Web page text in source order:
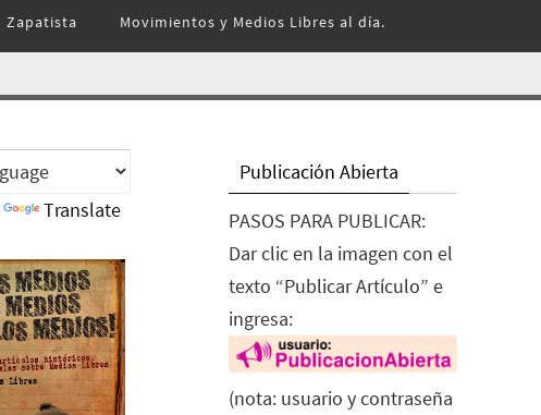
Zapatista Movimientos y Medios Libres al día.
Translate
Publicación Abierta
PASOS PARA PUBLICAR:
Dar clic en la imagen con el
texto “Publicar Artículo” e
ingresa:
(nota: usuario y contraseña